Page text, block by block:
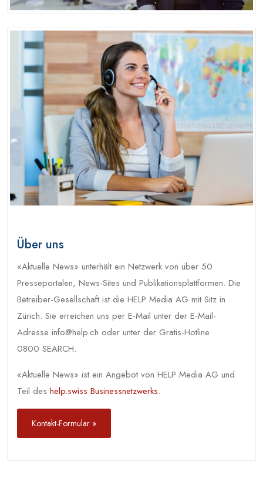
Über uns
«Aktuelle News» unterhält ein Netzwerk von über 50
Presseportalen, News-Sites und Publikationsplattformen. Die
Betreiber-Gesellschaft ist die HELP Media AG mit Sitz in
Zürich. Sie erreichen uns per E-Mail unter der E-Mail-
Adresse info@help.ch oder unter der Gratis-Hotline
0800 SEARCH.
«Aktuelle News» ist ein Angebot von HELP Media AG und
Teil des help.swiss Businessnetzwerks.
Kontakt-Formular »